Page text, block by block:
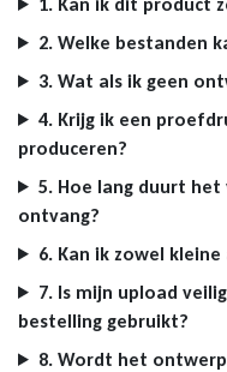
2. Welke bestanden
3. Wat als ik geen
4. Krijg ik een
produceren?
5. Hoe lang duurt
ontvang?
6. Kan ik zowel
7. Is mijn upload
bestelling gebruikt?
8. Wordt het